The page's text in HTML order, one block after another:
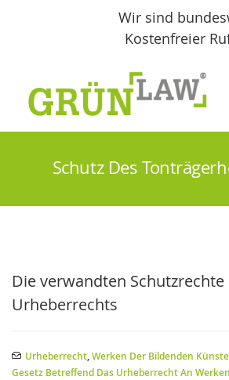
Wir sind
Kostenfreier
START
FACHBEITRÄGE
Schutz Des
Die verwandten Schutzrechte
Urheberrechts
Urheberrecht,Werken Der Bildenden
Gesetz Betreffend Das Urheberrecht An